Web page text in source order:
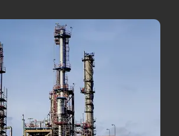
Comportamento
Cultura
Economia
Educação
Infraestrutura
Internacional
Podcast
Política
Saúde
Tempo